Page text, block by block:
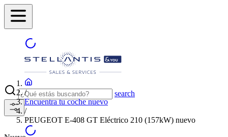
search
/
Encuentra tu coche nuevo
/
PEUGEOT E-408 GT Eléctrico 210 (157kW) nuevo